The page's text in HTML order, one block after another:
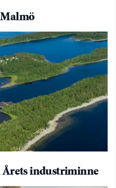
industriminne